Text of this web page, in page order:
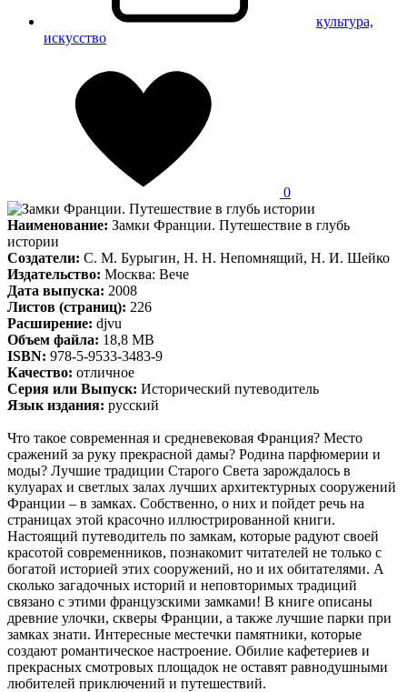
культура,
искусство
0
Наименование: Замки Франции. Путешествие в глубь
истории
Создатели: С. М. Бурыгин, Н. Н. Непомнящий, Н. И. Шейко
Издательство: Москва: Вече
Дата выпуска: 2008
Листов (страниц): 226
Расширение: djvu
Объем файла: 18,8 MB
ISBN: 978-5-9533-3483-9
Качество: отличное
Серия или Выпуск: Исторический путеводитель
Язык издания: русский
Что такое современная и средневековая Франция? Место
сражений за руку прекрасной дамы? Родина парфюмерии и
моды? Лучшие традиции Старого Света зарождалось в
кулуарах и светлых залах лучших архитектурных сооружений
Франции – в замках. Собственно, о них и пойдет речь на
страницах этой красочно иллюстрированной книги.
Настоящий путеводитель по замкам, которые радуют своей
красотой современников, познакомит читателей не только с
богатой историей этих сооружений, но и их обитателями. А
сколько загадочных историй и неповторимых традиций
связано с этими французскими замками! В книге описаны
древние улочки, скверы Франции, а также лучшие парки при
замках знати. Интересные местечки памятники, которые
создают романтическое настроение. Обилие кафетериев и
прекрасных смотровых площадок не оставят равнодушными
любителей приключений и путешествий.